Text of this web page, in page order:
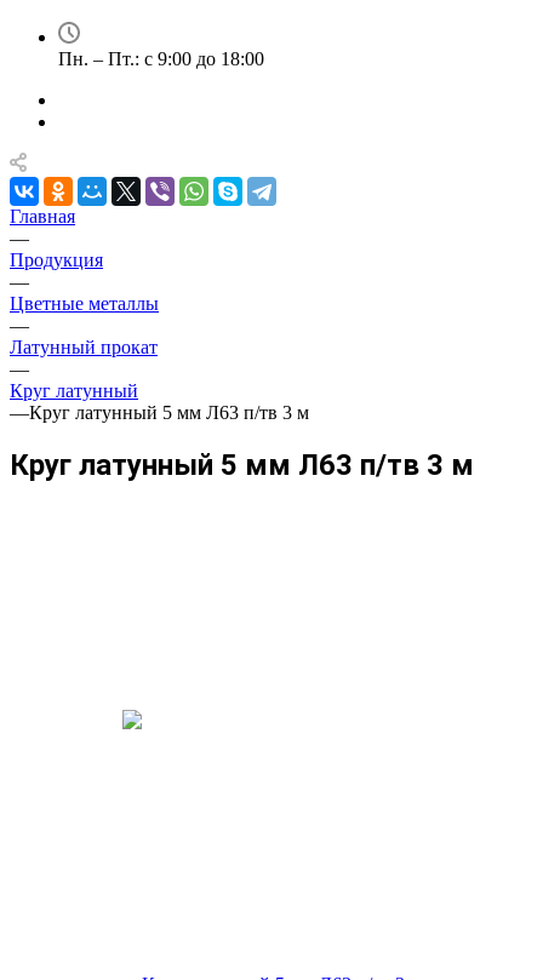
Пн. – Пт.: с 9:00 до 18:00
Главная
—
Продукция
—
Цветные металлы
—
Латунный прокат
—
Круг латунный
—Круг латунный 5 мм Л63 п/тв 3 м
Круг латунный 5 мм Л63 п/тв 3 м